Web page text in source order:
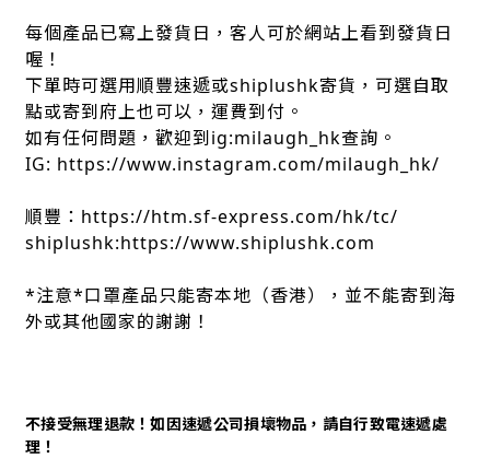
每個產品已寫上發貨日，客人可於網站上看到發貨日
喔！
下單時可選用順豐速遞或shiplushk寄貨，可選自取
點或寄到府上也可以，運費到付。
如有任何問題，歡迎到ig:milaugh_hk查詢。
IG: https://www.instagram.com/milaugh_hk/
順豐：https://htm.sf-express.com/hk/tc/
shiplushk:https://www.shiplushk.com
*注意*口罩產品只能寄本地（香港），並不能寄到海
外或其他國家的謝謝！
不接受無理退款！如因速遞公司損壞物品，請自行致電速遞處
理！